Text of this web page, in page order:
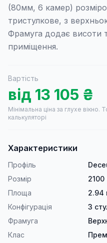
(80мм, 6 камер)
тристулкове, з
Фрамуга додає висоти
приміщення.
Вартість
від 13 105 ₴
Мінімальна ціна за глухе вікно.
калькуляторі
Характеристики
Профіль
Розмір
Площа
2.94
Конфігурація
3
Фрамуга
Клас